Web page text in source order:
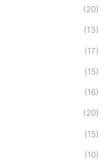
(20)
(13)
(17)
(15)
(16)
(20)
(15)
(10)